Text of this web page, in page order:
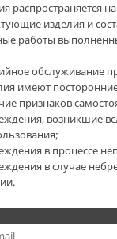
распространяется
изделия и
работы
обслуживание
имеют
признаков
возникшие
в процессе
в случае